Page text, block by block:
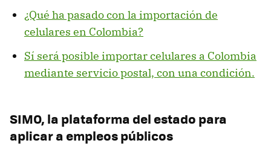
¿Qué ha pasado con la importación de
celulares en Colombia?
Sí será posible importar celulares a Colombia
mediante servicio postal, con una condición.
SIMO, la plataforma del estado para
aplicar a empleos públicos